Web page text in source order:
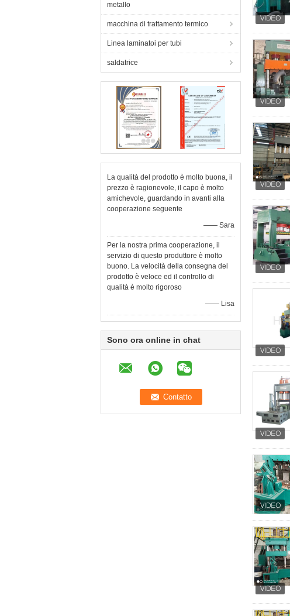
metallo
macchina di trattamento termico
Linea laminatoi per tubi
saldatrice
La qualità del prodotto è molto buona, il
prezzo è ragionevole, il capo è molto
amichevole, guardando in avanti alla
cooperazione seguente
—— Sara
Per la nostra prima cooperazione, il
servizio di questo produttore è molto
buono. La velocità della consegna del
prodotto è veloce ed il controllo di
qualità è molto rigoroso
—— Lisa
Sono ora online in chat